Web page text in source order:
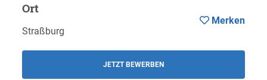
Ort
Straßburg
JETZT BEWERBEN
Merken